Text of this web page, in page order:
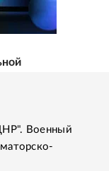
Военный